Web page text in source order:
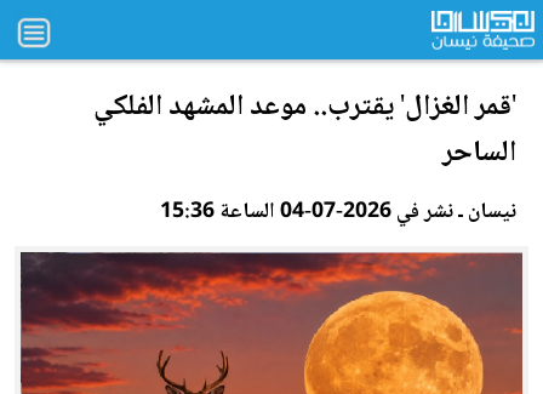
'قمر الغزال' يقترب.. موعد المشهد الفلكي
الساحر
نيسان ـ نشر في 2026-07-04 الساعة 15:36